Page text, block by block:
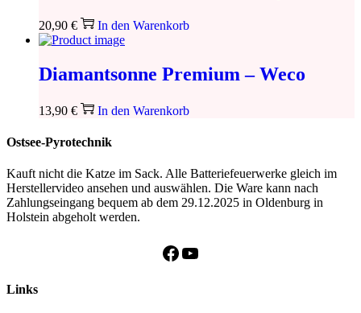
20,90 € In den Warenkorb
Diamantsonne Premium – Weco
13,90 € In den Warenkorb
Ostsee-Pyrotechnik
Kauft nicht die Katze im Sack. Alle Batteriefeuerwerke gleich im
Herstellervideo ansehen und auswählen. Die Ware kann nach
Zahlungseingang bequem ab dem 29.12.2025 in Oldenburg in
Holstein abgeholt werden.
Facebook
YouTube
Links